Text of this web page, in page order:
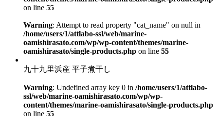
on line 55
Warning: Attempt to read property "cat_name" on null in
/home/users/1/attlabo-ssl/web/marine-
oamishirasato.com/wp/wp-content/themes/marine-
oamishirasato/single-products.php on line 55
九十九里浜産 平子煮干し
Warning: Undefined array key 0 in /home/users/1/attlabo-
ssl/web/marine-oamishirasato.com/wp/wp-
content/themes/marine-oamishirasato/single-products.php
on line 55